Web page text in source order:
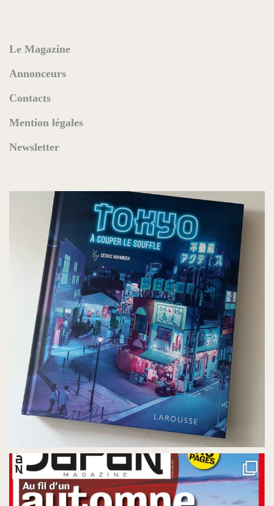
Le Magazine
Annonceurs
Contacts
Mention légales
Newsletter